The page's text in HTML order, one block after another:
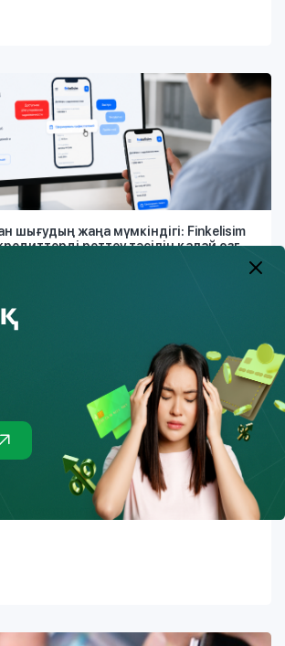
шығудың жаңа мүмкіндігі: Finkelisim
реттеу тәсілін қалай өзг...
мүмкін интернет-алаяқтықтың екі